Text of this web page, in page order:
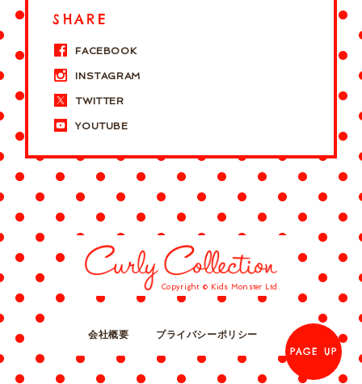
SHARE
FACEBOOK
INSTAGRAM
TWITTER
YOUTUBE
Copyright © Kids Monster Ltd.
会社概要
プライバシーポリシー
PAGE UP